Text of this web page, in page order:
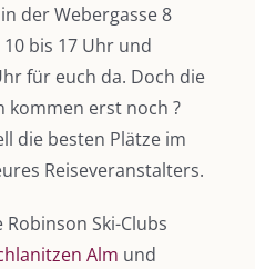
der Webergasse 8
bis 17 Uhr und
für euch da. Doch die
kommen erst noch ?
die besten Plätze im
Reiseveranstalters.
Ski-Clubs
Alm und